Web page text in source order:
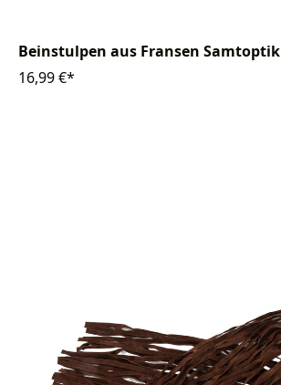
Beinstulpen aus Fransen Samtoptik
16,99 €*